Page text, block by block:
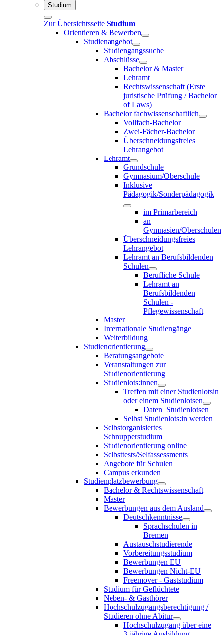
Studium
Zur Übersichtsseite Studium
Orientieren & Bewerben
Studienangebot
Studiengangssuche
Abschlüsse
Bachelor & Master
Lehramt
Rechtswissenschaft (Erste
juristische Prüfung / Bachelor
of Laws)
Bachelor fachwissenschaftlich
Vollfach-Bachelor
Zwei-Fächer-Bachelor
Überschneidungsfreies
Lehrangebot
Lehramt
Grundschule
Gymnasium/Oberschule
Inklusive
Pädagogik/Sonderpädagogik
im Primarbereich
an
Gymnasien/Oberschulen
Überschneidungsfreies
Lehrangebot
Lehramt an Berufsbildenden
Schulen
Berufliche Schule
Lehramt an
Berufsbildenden
Schulen -
Pflegewissenschaft
Master
Internationale Studiengänge
Weiterbildung
Studienorientierung
Beratungsangebote
Veranstaltungen zur
Studienorientierung
Studienlots:innen
Treffen mit einer Studienlotsin
oder einem Studienlotsen
Daten_Studienlotsen
Selbst Studienlots:in werden
Selbstorganisiertes
Schnupperstudium
Studienorientierung online
Selbsttests/Selfassessments
Angebote für Schulen
Campus erkunden
Studienplatzbewerbung
Bachelor & Rechtswissenschaft
Master
Bewerbungen aus dem Ausland
Deutschkenntnisse
Sprachschulen in
Bremen
Austauschstudierende
Vorbereitungsstudium
Bewerbungen EU
Bewerbungen Nicht-EU
Freemover - Gaststudium
Studium für Geflüchtete
Neben- & Gasthörer
Hochschulzugangsberechtigung /
Studieren ohne Abitur
Hochschulzugang über eine